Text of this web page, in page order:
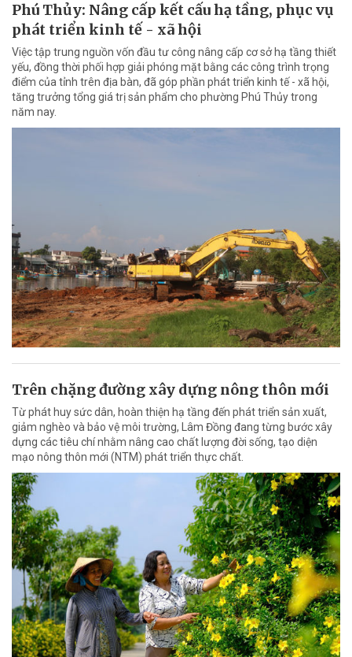
Phú Thủy: Nâng cấp kết cấu hạ tầng, phục vụ
phát triển kinh tế - xã hội
Việc tập trung nguồn vốn đầu tư công nâng cấp cơ sở hạ tầng thiết
yếu, đồng thời phối hợp giải phóng mặt bằng các công trình trọng
điểm của tỉnh trên địa bàn, đã góp phần phát triển kinh tế - xã hội,
tăng trưởng tổng giá trị sản phẩm cho phường Phú Thủy trong
năm nay.
Trên chặng đường xây dựng nông thôn mới
Từ phát huy sức dân, hoàn thiện hạ tầng đến phát triển sản xuất,
giảm nghèo và bảo vệ môi trường, Lâm Đồng đang từng bước xây
dựng các tiêu chí nhằm nâng cao chất lượng đời sống, tạo diện
mạo nông thôn mới (NTM) phát triển thực chất.